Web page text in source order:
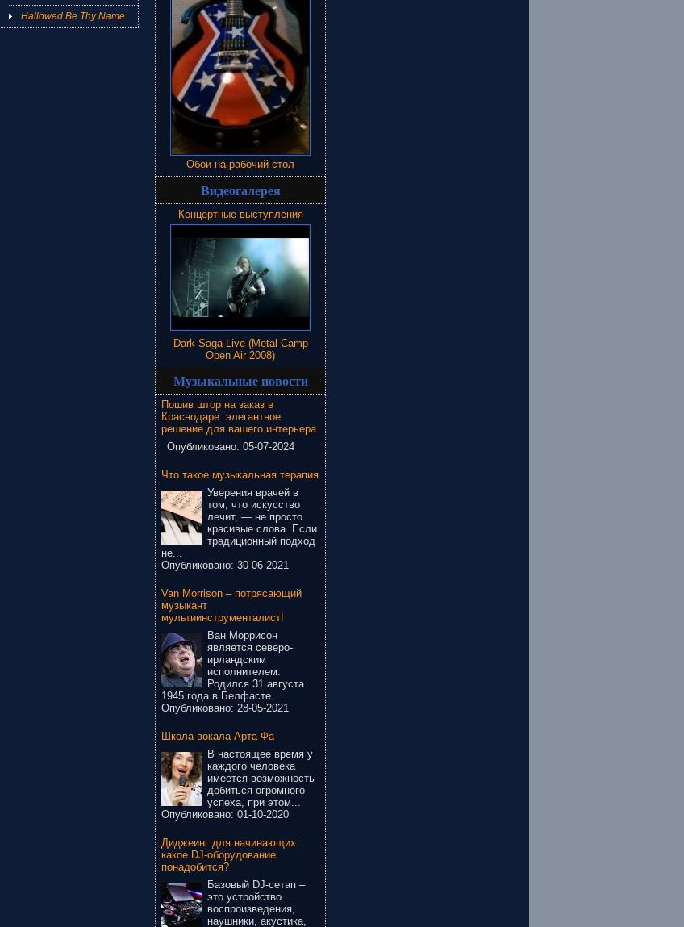
Hallowed Be Thy Name
Обои на рабочий стол
Видеогалерея
Концертные выступления
Dark Saga Live (Metal Camp
Open Air 2008)
Музыкальные новости
Пошив штор на заказ в
Краснодаре: элегантное
решение для вашего интерьера
Опубликовано: 05-07-2024
Что такое музыкальная терапия
Уверения врачей в
том, что искусство
лечит, — не просто
красивые слова. Если
традиционный подход
не...
Опубликовано: 30-06-2021
Van Morrison – потрясающий
музыкант
мультиинструменталист!
Ван Моррисон
является северо-
ирландским
исполнителем.
Родился 31 августа
1945 года в Белфасте....
Опубликовано: 28-05-2021
Школа вокала Арта Фа
В настоящее время у
каждого человека
имеется возможность
добиться огромного
успеха, при этом...
Опубликовано: 01-10-2020
Диджеинг для начинающих:
какое DJ-оборудование
понадобится?
Базовый DJ-сетап –
это устройство
воспроизведения,
наушники, акустика,